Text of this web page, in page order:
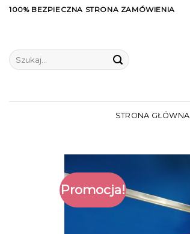
Skip100% BEZPIECZNA STRONA ZAMÓWIENIA
Szukaj:
STRONA GŁÓWNA
Promocja!